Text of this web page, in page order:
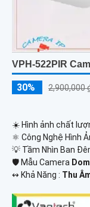
VPH-522PIR
30% 2,900,000
☀️ Hình ảnh chất
⚛️ Công Nghệ Hình
💡 Tầm Nhìn Ban
🛡 Mẫu Camera
️↭ Khả Năng : Thu